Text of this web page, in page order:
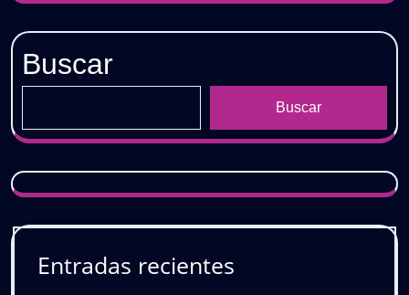
Buscar
Buscar
Entradas recientes